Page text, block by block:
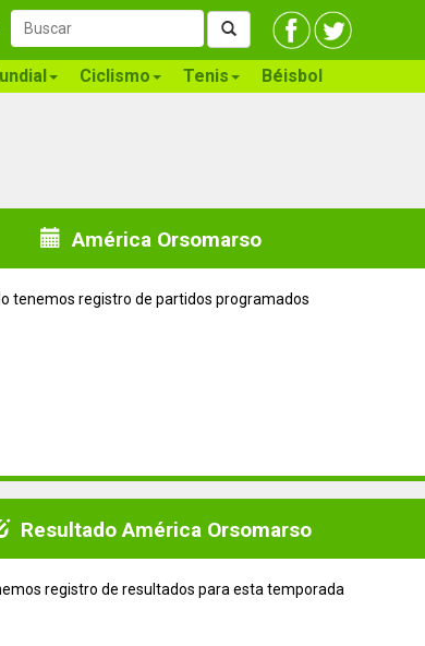
Ciclismo Tenis Béisbol
América Orsomarso
tenemos registro de partidos programados
Resultado América Orsomarso
registro de resultados para esta temporada